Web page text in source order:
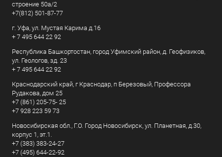
строение 50а/2
+7(812) 501-87-77
г. Уфа, ул. Мустая Карима д.16
+ 7 495 644 22 92
Республика Башкортостан, город Уфимский район, д. Геофизиков,
ул. Геологов, зд. 23
+ 7 495 644 22 92
Краснодарский край, г Краснодар, п Березовый, Профессора
Рудакова, дом 25
+7 (861) 205-75- 25
+7 928 223 59 73
Новосибирская обл., Г.О. Город Новосибирск, ул. Планетная, д.30,
корпус 1, эт.1.
+7 (383) 383-24-27
+7 (495) 644-22-92